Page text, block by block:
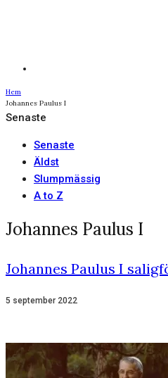
Hem
Johannes Paulus I
Senaste
Senaste
Äldst
Slumpmässig
A to Z
Johannes Paulus I
Johannes Paulus I
5 september 2022